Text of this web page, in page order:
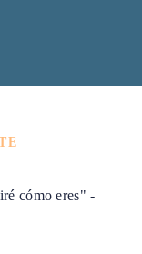
cómo eres" -